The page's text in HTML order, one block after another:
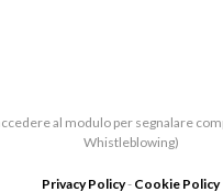
al modulo per segnalare
Whistleblowing)
Privacy Policy- Cookie Policy